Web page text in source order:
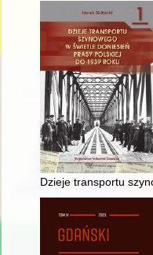
Dzieje transportu